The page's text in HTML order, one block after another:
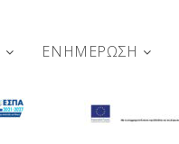
ΕΝΗΜΕΡΩΣΗ